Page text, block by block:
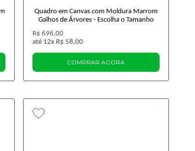
Quadro em Canvas com Moldura Marrom
Galhos de Árvores - Escolha o Tamanho
R$ 696,00
12x R$ 58,00
COMPRAR AGORA